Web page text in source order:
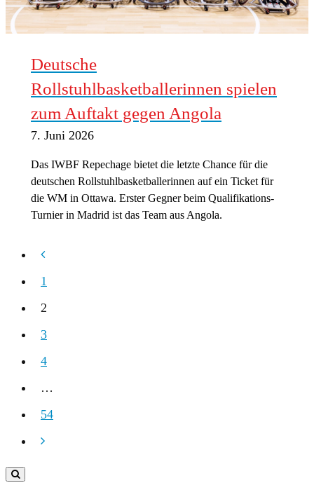
Deutsche
Rollstuhlbasketballerinnen spielen
zum Auftakt gegen Angola
7. Juni 2026
Das IWBF Repechage bietet die letzte Chance für die
deutschen Rollstuhlbasketballerinnen auf ein Ticket für
die WM in Ottawa. Erster Gegner beim Qualifikations-
Turnier in Madrid ist das Team aus Angola.
1
2
3
4
…
54